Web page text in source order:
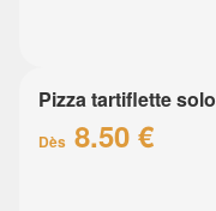
Pizza tartiflette solo
Dès 8.50 €